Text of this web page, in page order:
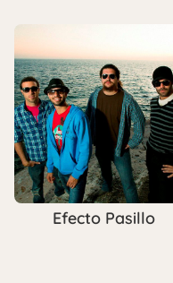
Efecto Pasillo